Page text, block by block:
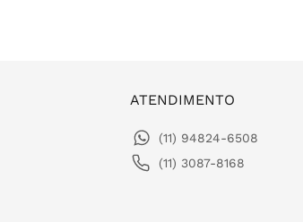
ATENDIMENTO
(11) 94824-6508
(11) 3087-8168